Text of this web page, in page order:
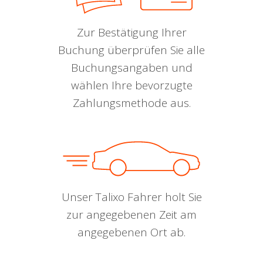
Zur Bestätigung Ihrer
Buchung überprüfen Sie alle
Buchungsangaben und
wählen Ihre bevorzugte
Zahlungsmethode aus.
Unser Talixo Fahrer holt Sie
zur angegebenen Zeit am
angegebenen Ort ab.